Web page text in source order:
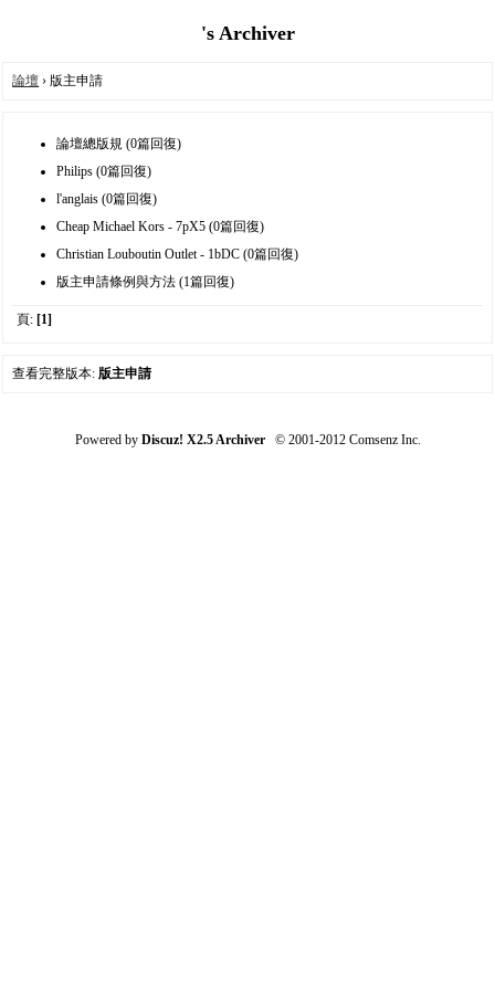
's Archiver
論壇 › 版主申請
論壇總版規 (0篇回復)
Philips (0篇回復)
l'anglais (0篇回復)
Cheap Michael Kors - 7pX5 (0篇回復)
Christian Louboutin Outlet - 1bDC (0篇回復)
版主申請條例與方法 (1篇回復)
頁: [1]
查看完整版本:版主申請
Powered by Discuz! X2.5 Archiver© 2001-2012 Comsenz Inc.